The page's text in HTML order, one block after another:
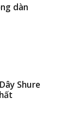
dàn
Shure